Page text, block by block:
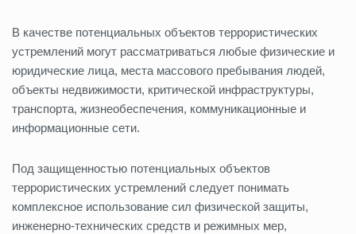
В качестве потенциальных объектов террористических
устремлений могут рассматриваться любые физические и
юридические лица, места массового пребывания людей,
объекты недвижимости, критической инфраструктуры,
транспорта, жизнеобеспечения, коммуникационные и
информационные сети.
Под защищенностью потенциальных объектов
террористических устремлений следует понимать
комплексное использование сил физической защиты,
инженерно-технических средств и режимных мер,